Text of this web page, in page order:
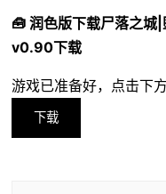
🧰 润色版下载尸落之
v0.90下载
游戏已准备好，点击下
下载